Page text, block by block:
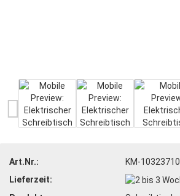
Art.Nr.:
KM-10323710
Lieferzeit: